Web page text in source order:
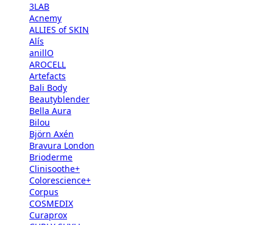
3LAB
Acnemy
ALLIES of SKIN
Alís
anillO
AROCELL
Artefacts
Bali Body
Beautyblender
Bella Aura
Bilou
Björn Axén
Bravura London
Brioderme
Clinisoothe+
Colorescience+
Corpus
COSMEDIX
Curaprox